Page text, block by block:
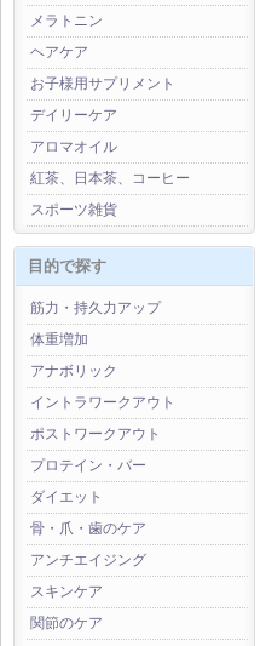
メラトニン
ヘアケア
お子様用サプリメント
デイリーケア
アロマオイル
紅茶、日本茶、コーヒー
スポーツ雑貨
目的で探す
筋力・持久力アップ
体重増加
アナボリック
イントラワークアウト
ポストワークアウト
プロテイン・バー
ダイエット
骨・爪・歯のケア
アンチエイジング
スキンケア
関節のケア